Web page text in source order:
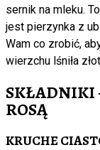
sernik na mleku.
jest pierzynka z
Wam co zrobić,
wierzchu lśniła
SKŁADNIKI
ROSĄ
KRUCHE